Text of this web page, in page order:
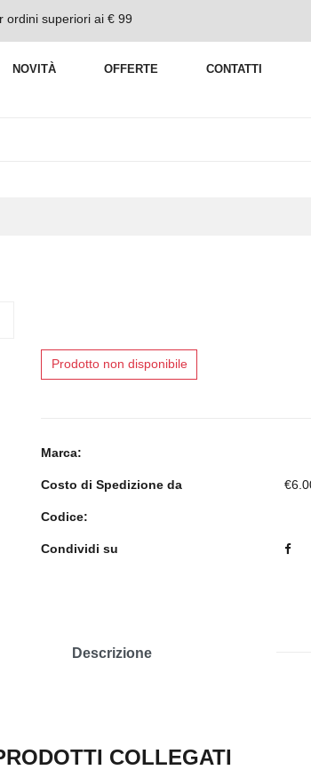
ordini superiori ai € 99
NOVITÀ OFFERTE CONTATTI
Prodotto non disponibile
Marca:
Costo di Spedizione da
Codice:
Condividi su
Descrizione
COLLEGATI